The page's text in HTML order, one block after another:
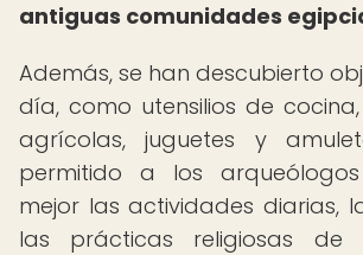
antiguas comunidades
Además, se han descubierto
día, como utensilios de
agrícolas, juguetes y
permitido a los
mejor las actividades diarias,
las prácticas religiosas de